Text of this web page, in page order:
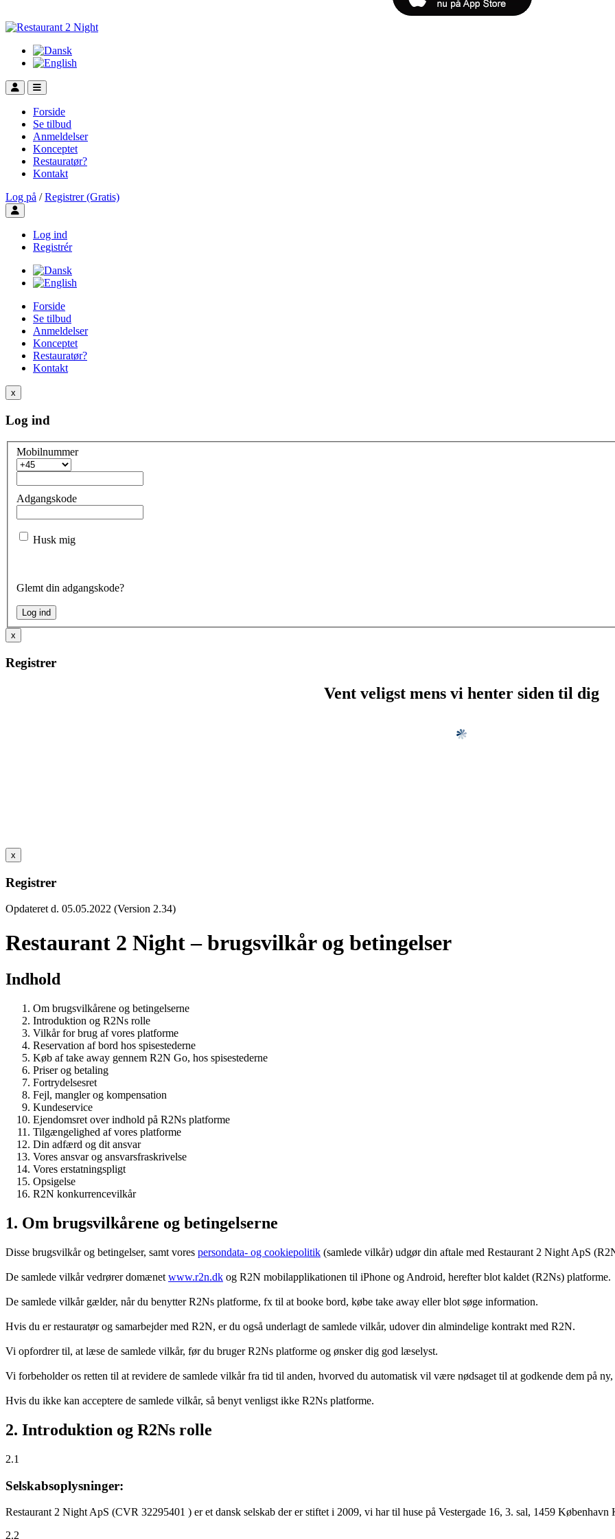
Forside
Se tilbud
Anmeldelser
Konceptet
Restauratør?
Kontakt
Log på / Registrer (Gratis)
Toggle user menu
Log ind
Registrér
Forside
Se tilbud
Anmeldelser
Konceptet
Restauratør?
Kontakt
x
Log ind
Mobilnummer
Adgangskode
Husk mig
Glemt din adgangskode?
x
Registrer
Vent veligst mens vi henter siden til dig
x
Registrer
Opdateret d. 05.05.2022 (Version 2.34)
Restaurant 2 Night – brugsvilkår og betingelser
Indhold
Om brugsvilkårene og betingelserne
Introduktion og R2Ns rolle
Vilkår for brug af vores platforme
Reservation af bord hos spisestederne
Køb af take away gennem R2N Go, hos spisestederne
Priser og betaling
Fortrydelsesret
Fejl, mangler og kompensation
Kundeservice
Ejendomsret over indhold på R2Ns platforme
Tilgængelighed af vores platforme
Din adfærd og dit ansvar
Vores ansvar og ansvarsfraskrivelse
Vores erstatningspligt
Opsigelse
R2N konkurrencevilkår
1. Om brugsvilkårene og betingelserne
Disse brugsvilkår og betingelser, samt vores persondata- og cookiepolitik (samlede vilkår) udgør din aftale med Restaurant 2 Night ApS
De samlede vilkår vedrører domænet www.r2n.dk og R2N mobilapplikationen til iPhone og Android, herefter blot kaldet (R2Ns) platforme.
De samlede vilkår gælder, når du benytter R2Ns platforme, fx til at booke bord, købe take away eller blot søge information.
Hvis du er restauratør og samarbejder med R2N, er du også underlagt de samlede vilkår, udover din almindelige kontrakt med R2N.
Vi opfordrer til, at læse de samlede vilkår, før du bruger R2Ns platforme og ønsker dig god læselyst.
Vi forbeholder os retten til at revidere de samlede vilkår fra tid til anden, hvorved du automatisk vil være nødsaget til at godkende dem på
Hvis du ikke kan acceptere de samlede vilkår, så benyt venligst ikke R2Ns platforme.
2. Introduktion og R2Ns rolle
2.1
Selskabsoplysninger:
Restaurant 2 Night ApS (CVR 32295401 ) er et dansk selskab der er stiftet i 2009, vi har til huse på Vestergade 16, 3. sal, 1459 København
2.2